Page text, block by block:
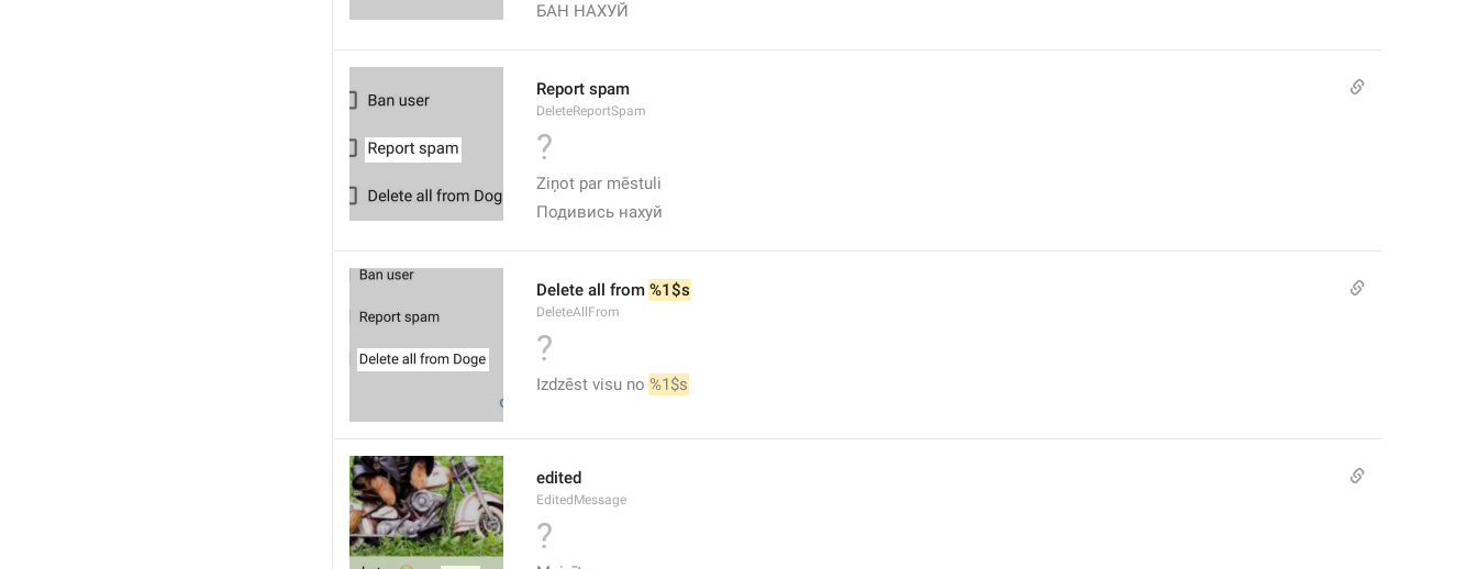
БАН НАХУЙ
Report spam
DeleteReportSpam
?
Ziņot par mēstuli
Подивись нахуй
Delete all from %1$s
DeleteAllFrom
?
Izdzēst visu no %1$s
edited
EditedMessage
?